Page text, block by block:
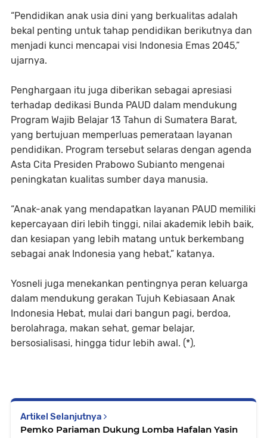
“Pendidikan anak usia dini yang berkualitas adalah
bekal penting untuk tahap pendidikan berikutnya dan
menjadi kunci mencapai visi Indonesia Emas 2045,”
ujarnya.
Penghargaan itu juga diberikan sebagai apresiasi
terhadap dedikasi Bunda PAUD dalam mendukung
Program Wajib Belajar 13 Tahun di Sumatera Barat,
yang bertujuan memperluas pemerataan layanan
pendidikan. Program tersebut selaras dengan agenda
Asta Cita Presiden Prabowo Subianto mengenai
peningkatan kualitas sumber daya manusia.
“Anak-anak yang mendapatkan layanan PAUD memiliki
kepercayaan diri lebih tinggi, nilai akademik lebih baik,
dan kesiapan yang lebih matang untuk berkembang
sebagai anak Indonesia yang hebat,” katanya.
Yosneli juga menekankan pentingnya peran keluarga
dalam mendukung gerakan Tujuh Kebiasaan Anak
Indonesia Hebat, mulai dari bangun pagi, berdoa,
berolahraga, makan sehat, gemar belajar,
bersosialisasi, hingga tidur lebih awal. (*),
Artikel Selanjutnya
Pemko Pariaman Dukung Lomba Hafalan Yasin